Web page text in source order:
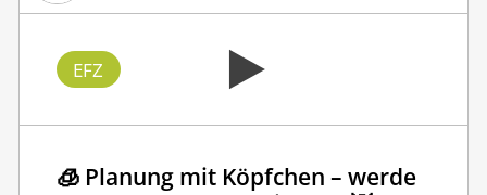
EFZ
🧊 Planung mit Köpfchen – werde